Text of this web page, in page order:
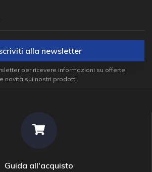
alla newsletter
per ricevere informazioni su offerte,
novità sui nostri prodotti.
Guida all'acquisto